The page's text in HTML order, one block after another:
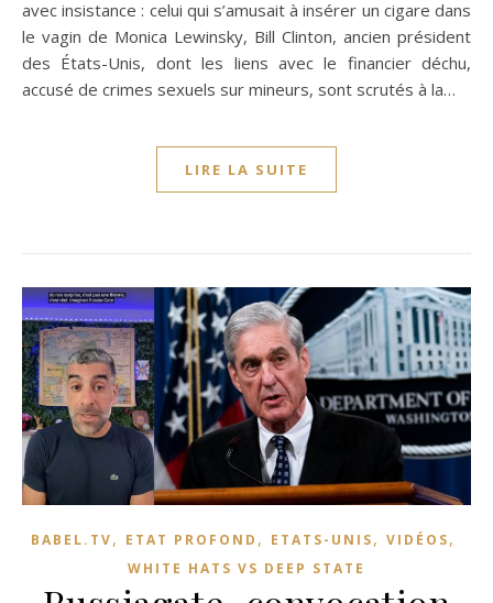
avec insistance : celui qui s’amusait à insérer un cigare dans
le vagin de Monica Lewinsky, Bill Clinton, ancien président
des États-Unis, dont les liens avec le financier déchu,
accusé de crimes sexuels sur mineurs, sont scrutés à la…
LIRE LA SUITE
BABEL.TV, ETAT PROFOND , ETATS-UNIS, VIDÉOS,
WHITE HATS VS DEEP STATE